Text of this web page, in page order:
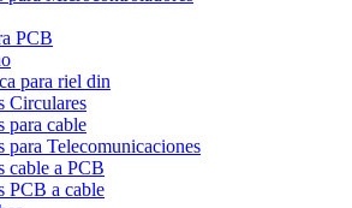
PCB
para riel din
Circulares
para cable
para Telecomunicaciones
cable a PCB
PCB a cable